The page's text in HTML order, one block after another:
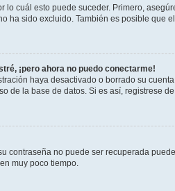
lo cuál esto puede suceder. Primero,
ha sido excluido. También es posible que
¡pero ahora no puedo conectarme!
haya desactivado o borrado su
de la base de datos. Si es así, registrese
contraseña no puede ser recuperada
muy poco tiempo.